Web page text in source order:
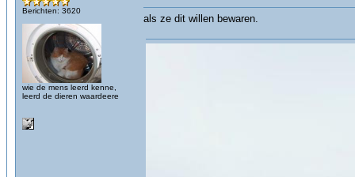
Berichten: 3620
wie de mens leerd kenne,
leerd de dieren waardeere
als ze dit willen bewaren.